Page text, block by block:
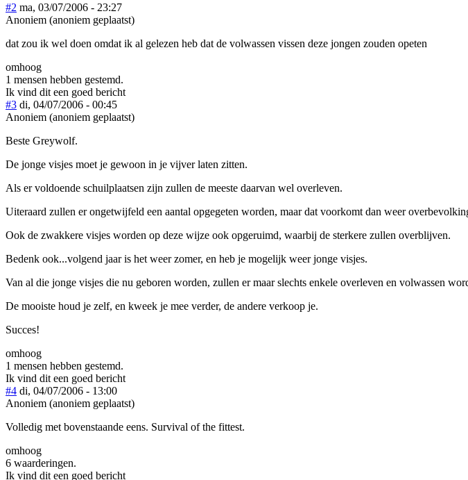
#2 ma, 03/07/2006 - 23:27
Anoniem (anoniem geplaatst)
dat zou ik wel doen omdat ik al gelezen heb dat de volwassen vissen deze jongen zouden opeten
omhoog
1 mensen hebben gestemd.
Ik vind dit een goed bericht
#3 di, 04/07/2006 - 00:45
Anoniem (anoniem geplaatst)
Beste Greywolf.
De jonge visjes moet je gewoon in je vijver laten zitten.
Als er voldoende schuilplaatsen zijn zullen de meeste daarvan wel overleven.
Uiteraard zullen er ongetwijfeld een aantal opgegeten worden, maar dat voorkomt dan weer
Ook de zwakkere visjes worden op deze wijze ook opgeruimd, waarbij de sterkere zullen overblijven.
Bedenk ook...volgend jaar is het weer zomer, en heb je mogelijk weer jonge visjes.
Van al die jonge visjes die nu geboren worden, zullen er maar slechts enkele overleven en volwassen
De mooiste houd je zelf, en kweek je mee verder, de andere verkoop je.
Succes!
omhoog
1 mensen hebben gestemd.
Ik vind dit een goed bericht
#4 di, 04/07/2006 - 13:00
Anoniem (anoniem geplaatst)
Volledig met bovenstaande eens. Survival of the fittest.
omhoog
6 waarderingen.
Ik vind dit een goed bericht